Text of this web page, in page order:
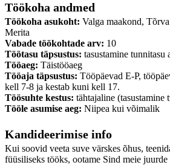
Töökoha andmed
Töökoha asukoht: Valga maakond,
Merita
Vabade töökohtade arv: 10
Töötasu täpsustus: tasustamine tunnitasu
Tööaeg: Täistööaeg
Tööaja täpsustus: Tööpäevad E-P,
kell 7-8 ja kestab kuni kell 17.
Töösuhte kestus: tähtajaline (tasustamine
Tööle asumise aeg: Niipea kui võimalik
Kandideerimise info
Kui soovid veeta suve värskes õhus,
füüsiliseks tööks, ootame Sind meie juurde